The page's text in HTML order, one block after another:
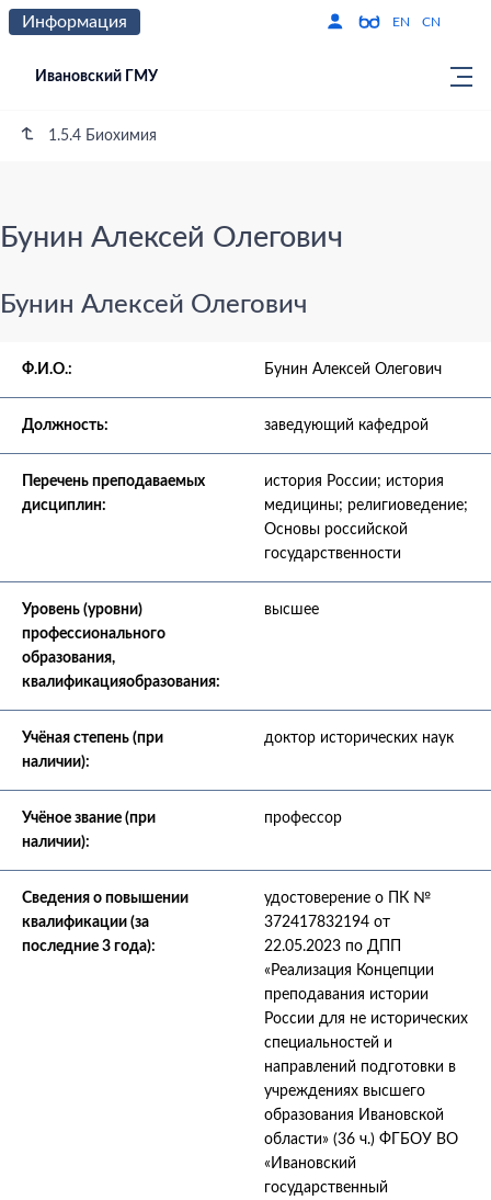
Информация Версия для
EN CN
Ивановский ГМУ
1.5.4 Биохимия
Бунин Алексей Олегович
Бунин Алексей Олегович
Ф.И.О.: Бунин Алексей Олегович
Должность: заведующий кафедрой
Перечень преподаваемых
дисциплин:
история России; история
медицины; религиоведение;
Основы российской
государственности
Уровень (уровни)
профессионального
образования,
квалификацияобразования:
высшее
Учёная степень (при
наличии):
доктор исторических наук
Учёное звание (при
наличии):
профессор
Сведения о повышении
квалификации (за
последние 3 года):
удостоверение о ПК №
372417832194 от
22.05.2023 по ДПП
«Реализация Концепции
преподавания истории
России для не исторических
специальностей и
направлений подготовки в
учреждениях высшего
образования Ивановской
области» (36 ч.) ФГБОУ ВО
«Ивановский
государственный